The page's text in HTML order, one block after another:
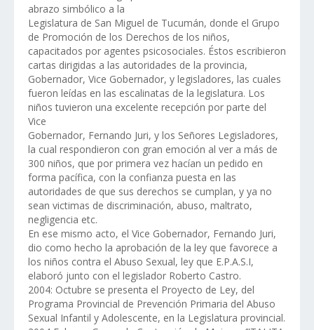
abrazo simbólico a la
Legislatura de San Miguel de Tucumán, donde el Grupo
de Promoción de los Derechos de los niños,
capacitados por agentes psicosociales. Éstos escribieron
cartas dirigidas a las autoridades de la provincia,
Gobernador, Vice Gobernador, y legisladores, las cuales
fueron leídas en las escalinatas de la legislatura. Los
niños tuvieron una excelente recepción por parte del
Vice
Gobernador, Fernando Juri, y los Señores Legisladores,
la cual respondieron con gran emoción al ver a más de
300 niños, que por primera vez hacían un pedido en
forma pacífica, con la confianza puesta en las
autoridades de que sus derechos se cumplan, y ya no
sean victimas de discriminación, abuso, maltrato,
negligencia etc.
En ese mismo acto, el Vice Gobernador, Fernando Juri,
dio como hecho la aprobación de la ley que favorece a
los niños contra el Abuso Sexual, ley que E.P.A.S.I,
elaboró junto con el legislador Roberto Castro.
2004: Octubre se presenta el Proyecto de Ley, del
Programa Provincial de Prevención Primaria del Abuso
Sexual Infantil y Adolescente, en la Legislatura provincial.